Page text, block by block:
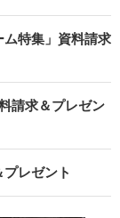
特集」資料請求
請求＆プレゼン
レゼント